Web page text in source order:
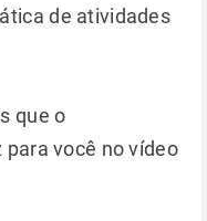
de atividades
que o
você no vídeo